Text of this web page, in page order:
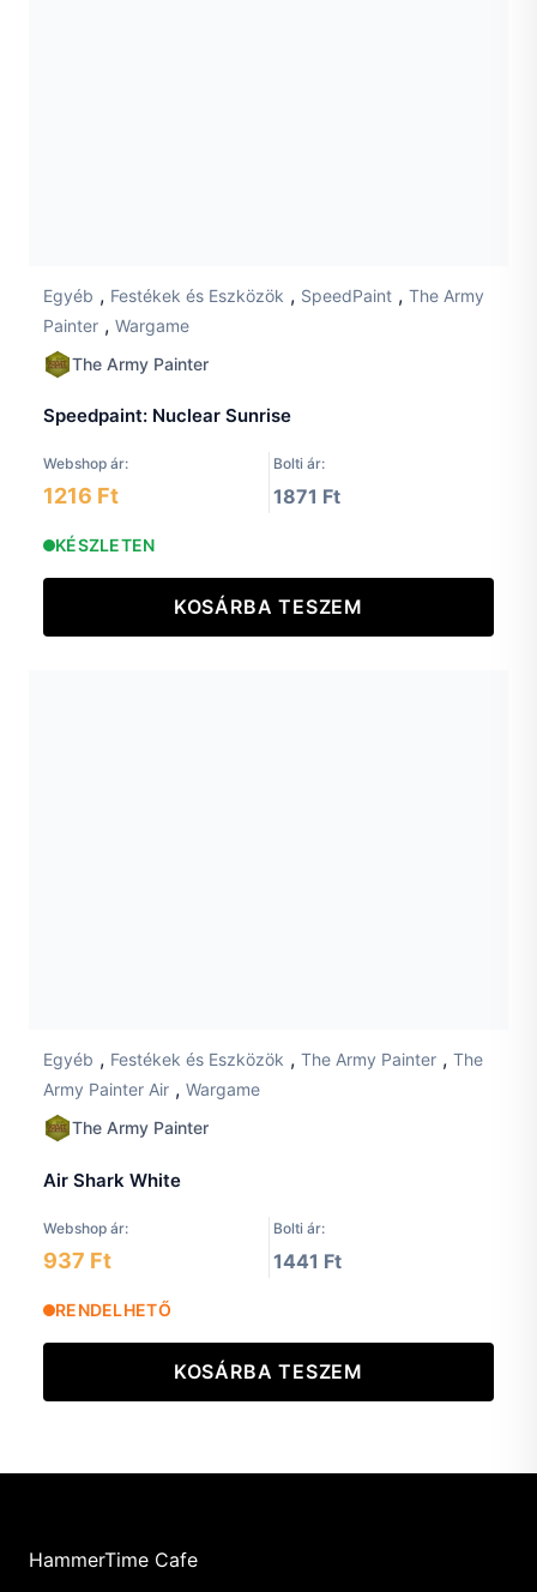
Egyéb , Festékek és Eszközök , SpeedPaint , The Army
Painter , Wargame
The Army Painter
Speedpaint: Nuclear Sunrise
Webshop ár: Bolti ár:
1216 Ft 1871 Ft
KÉSZLETEN
KOSÁRBA TESZEM
Egyéb , Festékek és Eszközök , The Army Painter , The
Army Painter Air , Wargame
The Army Painter
Air Shark White
Webshop ár: Bolti ár:
937 Ft 1441 Ft
RENDELHETŐ
KOSÁRBA TESZEM
HammerTime Cafe